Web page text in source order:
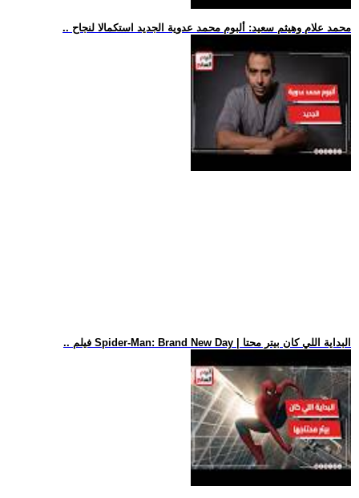
.. محمد علام وهيثم سعيد: ألبوم محمد عدوية الجديد استكمالا لنجاح
.. فيلم Spider-Man: Brand New Day | البداية اللي كان بيتر محتا